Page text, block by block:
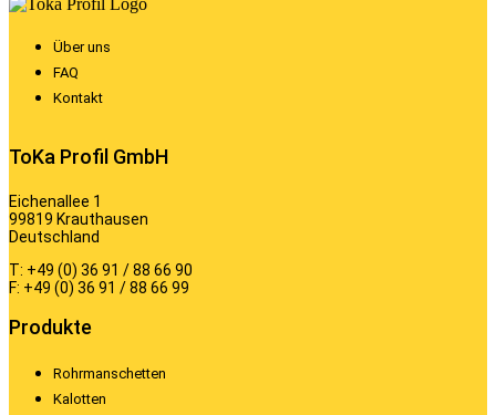
Über uns
FAQ
Kontakt
ToKa Profil GmbH
Eichenallee 1
99819 Krauthausen
Deutschland
T: +49 (0) 36 91 / 88 66 90
F: +49 (0) 36 91 / 88 66 99
Produkte
Rohrmanschetten
Kalotten